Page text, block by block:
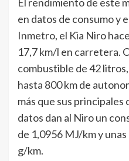
en datos de consumo y
Inmetro, el Kia Niro
17,7 km/l en carretera.
combustible de 42
hasta 800 km de
más que sus
datos dan al Niro un
de 1,0956 MJ/km y
g/km.